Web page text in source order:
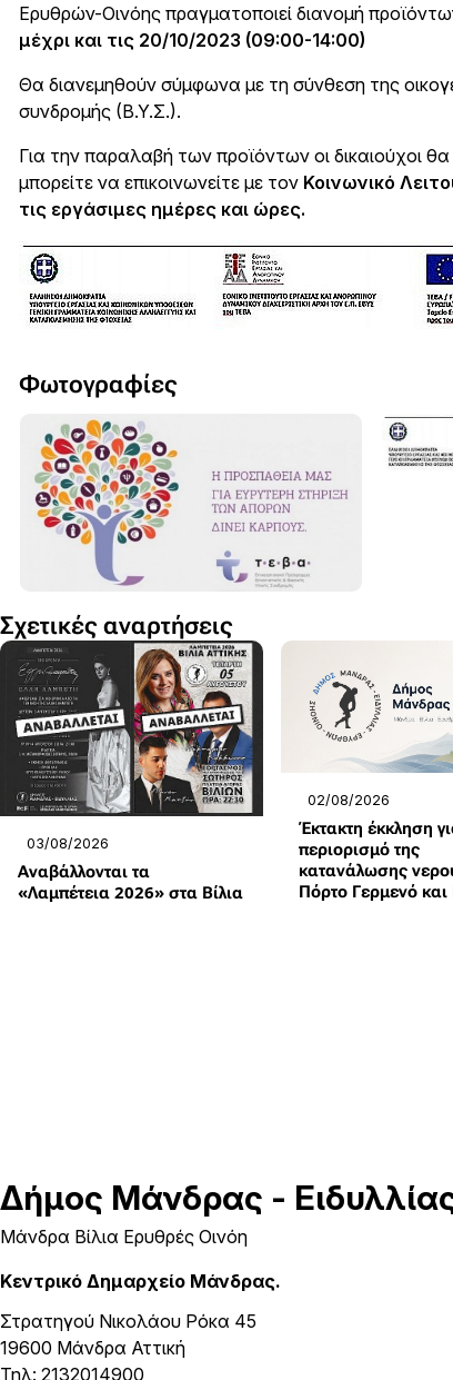
Ερυθρών-Οινόης πραγματοποιεί διανομή
μέχρι και τις 20/10/2023 (09:00-14:00)
Θα διανεμηθούν σύμφωνα με τη σύνθεση της
συνδρομής (Β.Υ.Σ.).
Για την παραλαβή των προϊόντων οι δικαιούχοι
μπορείτε να επικοινωνείτε με τον Κοινωνικό
τις εργάσιμες ημέρες και ώρες.
Φωτογραφίες
Σχετικές αναρτήσεις
03/08/2026
Αναβάλλονται τα
«Λαμπέτεια 2026» στα Βίλια
02/08/2026
Έκτακτη έκκληση
περιορισμό της
κατανάλωσης
Πόρτο Γερμενό
Δήμος Μάνδρας -
Μάνδρα Βίλια Ερυθρές Οινόη
Κεντρικό Δημαρχείο Μάνδρας.
Στρατηγού Νικολάου Ρόκα 45
19600 Μάνδρα Αττική
Τηλ: 2132014900